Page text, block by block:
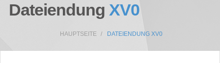
Dateiendung XV0
HAUPTSEITE DATEIENDUNG XV0